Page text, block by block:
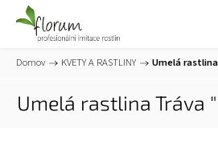
Domov / KVETY A RASTLINY / Umelá
Umelá rastlina Tráva